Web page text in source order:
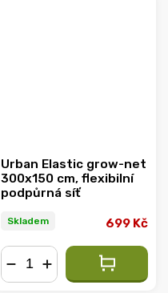
Urban Elastic grow-net
300x150 cm, flexibilní
podpůrná síť
Skladem 699 Kč